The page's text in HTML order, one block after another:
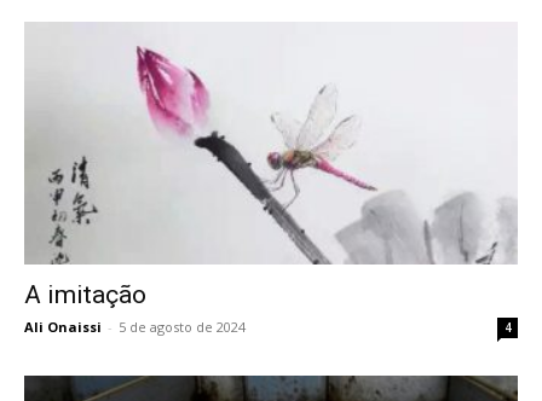
A imitação
Ali Onaissi - 5 de agosto de 2024 4